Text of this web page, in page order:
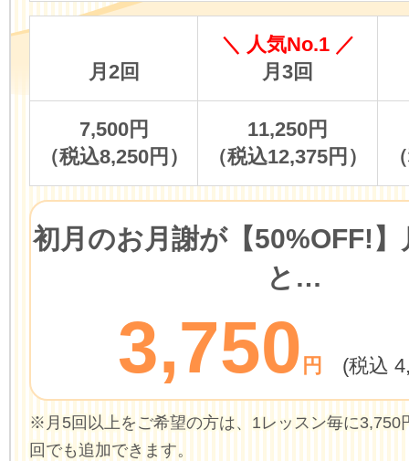
月2回
＼ 人気No.1 ／
月3回
7,500円
（税込8,250円）
11,250円
（税込12,375円）
初月のお月謝が【50%OFF!】
と…
3,750 円 (税込
※月5回以上をご希望の方は、1レッスン毎に3,750
回でも追加できます。